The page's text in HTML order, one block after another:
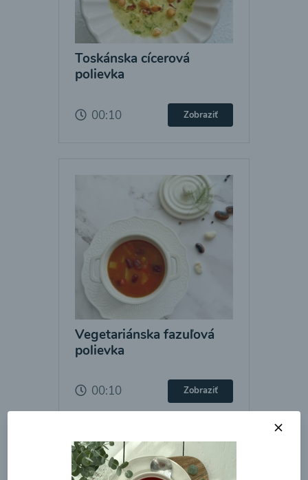
Toskánska cícerová
polievka
00:10 Zobraziť
Vegetariánska fazuľová
polievka
00:10 Zobraziť